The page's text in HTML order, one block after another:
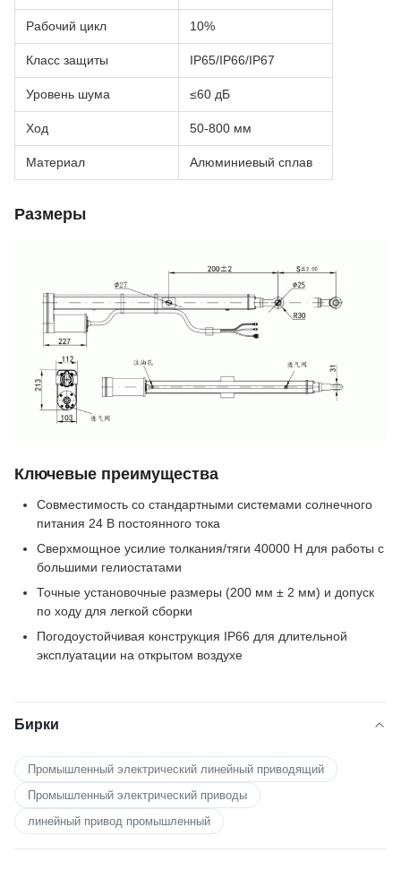
Рабочий цикл 10%
Класс защиты IP65/IP66/IP67
Уровень шума ≤60 дБ
Ход 50-800 мм
Материал Алюминиевый сплав
Размеры
Ключевые преимущества
Совместимость со стандартными системами солнечного
питания 24 В постоянного тока
Сверхмощное усилие толкания/тяги 40000 Н для работы с
большими гелиостатами
Точные установочные размеры (200 мм ± 2 мм) и допуск
по ходу для легкой сборки
Погодоустойчивая конструкция IP66 для длительной
эксплуатации на открытом воздухе
Бирки
Промышленный электрический линейный приводящий
Промышленный электрический приводы
линейный привод промышленный